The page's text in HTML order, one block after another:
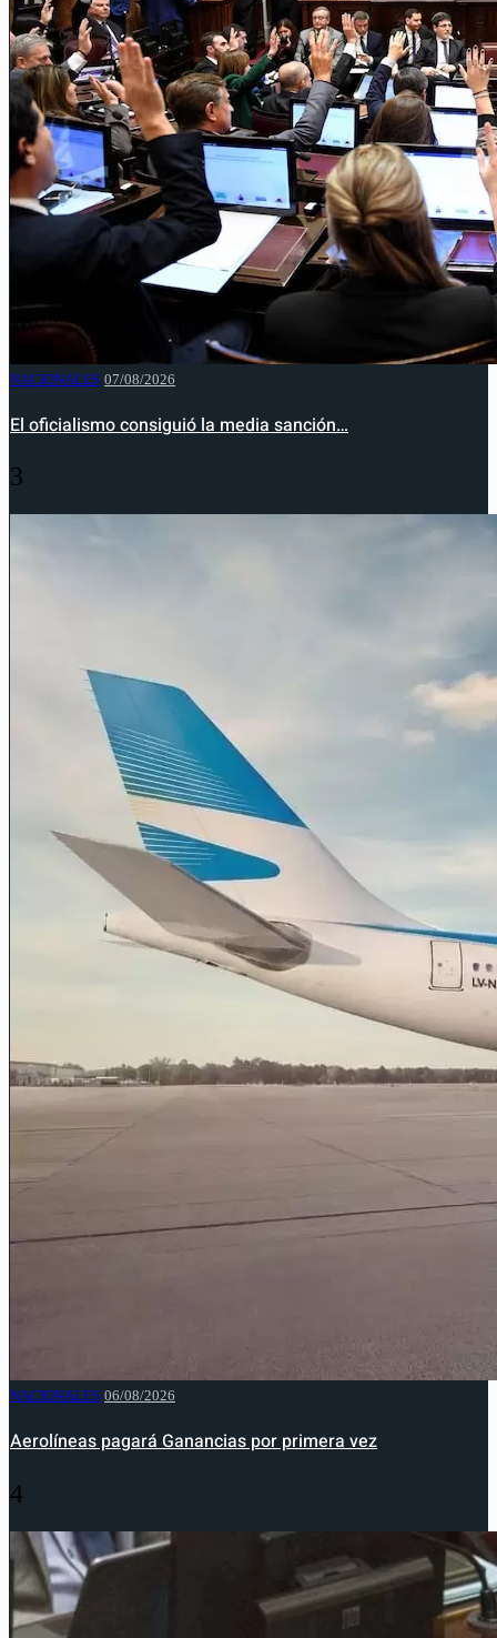
NACIONALES 07/08/2026
El oficialismo consiguió la media sanción…
3
NACIONALES 06/08/2026
Aerolíneas pagará Ganancias por primera vez
4